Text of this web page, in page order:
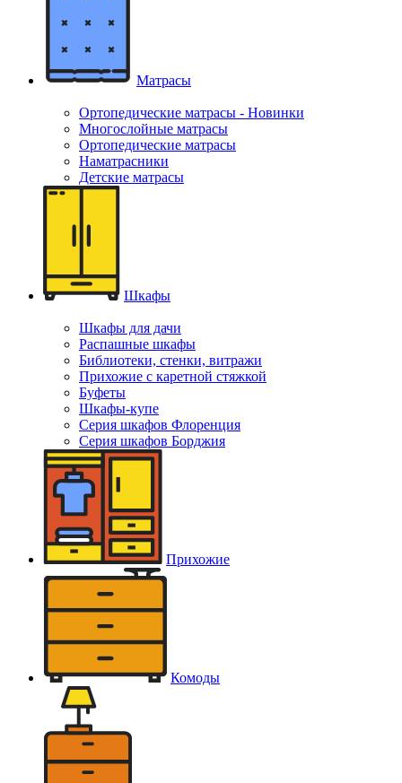
Матрасы
Ортопедические матрасы - Новинки
Многослойные матрасы
Ортопедические матрасы
Наматрасники
Детские матрасы
Шкафы
Шкафы для дачи
Распашные шкафы
Библиотеки, стенки, витражи
Прихожие с каретной стяжкой
Буфеты
Шкафы-купе
Серия шкафов Флоренция
Серия шкафов Борджия
Прихожие
Комоды